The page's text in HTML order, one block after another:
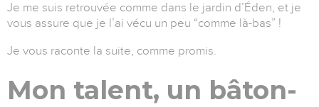
Je me suis retrouvée comme dans le jardin d’Éden, et je
vous assure que je l’ai vécu un peu “comme là-bas” !
Je vous raconte la suite, comme promis.
Mon talent, un bâton-